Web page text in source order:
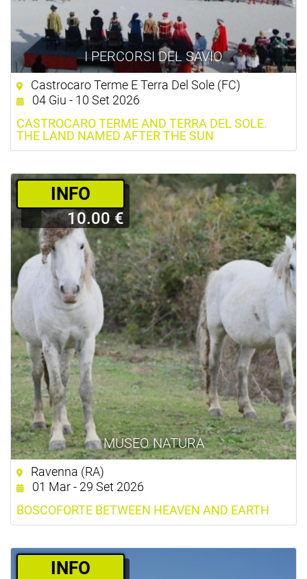
I PERCORSI DEL SAVIO
Castrocaro Terme E Terra Del Sole (FC)
04 Giu - 10 Set 2026
CASTROCARO TERME AND TERRA DEL SOLE.
THE LAND NAMED AFTER THE SUN
MUSEO NATURA
­INFO
10.00 €
Ravenna (RA)
01 Mar - 29 Set 2026
BOSCOFORTE BETWEEN HEAVEN AND EARTH
­INFO